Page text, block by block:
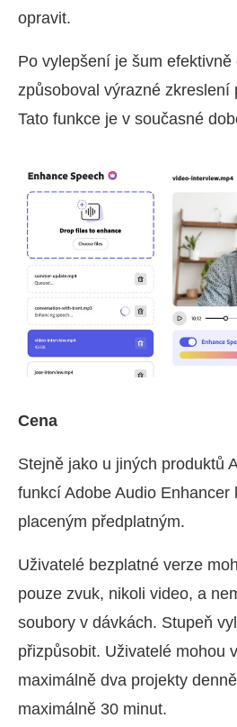
opravit.
Po vylepšení je šum
způsoboval výrazné zkreslení
Tato funkce je v současné
Cena
Stejně jako u jiných produktů
funkcí Adobe Audio Enhancer
placeným předplatným.
Uživatelé bezplatné verze
pouze zvuk, nikoli video, a
soubory v dávkách. Stupeň
přizpůsobit. Uživatelé mohou
maximálně dva projekty
maximálně 30 minut.